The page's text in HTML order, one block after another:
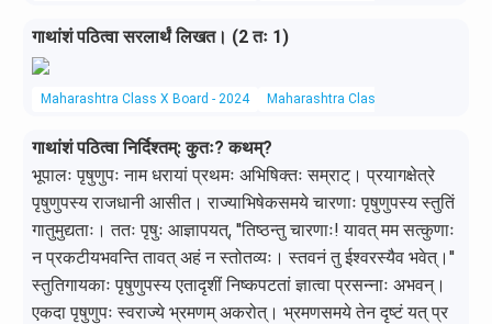
गाथांशं पठित्वा सरलार्थं लिखत। (2 तः 1)
Maharashtra Class X Board - 2024 Maharashtra Class X Board
गाथांशं पठित्वा निर्दिश्तम्: कुतः? कथम्?
भूपालः पृषुणुपः नाम धरायां प्रथमः अभिषिक्तः सम्राट्। प्रयागक्षेत्रे
पृषुणुपस्य राजधानी आसीत। राज्याभिषेकसमये चारणाः पृषुणुपस्य स्तुतिं
गातुमुद्यताः। ततः पृषुः आज्ञापयत्, ''तिष्ठन्तु चारणाः! यावत् मम सत्कुणाः
न प्रकटीयभवन्ति तावत् अहं न स्तोतव्यः। स्तवनं तु ईश्वरस्यैव भवेत्।''
स्तुतिगायकाः पृषुणुपस्य एतादृशीं निष्कपटतां ज्ञात्वा प्रसन्नाः अभवन्।
एकदा पृषुणुपः स्वराज्ये भ्रमणम् अकरोत्। भ्रमणसमये तेन दृष्टं यत् प्र